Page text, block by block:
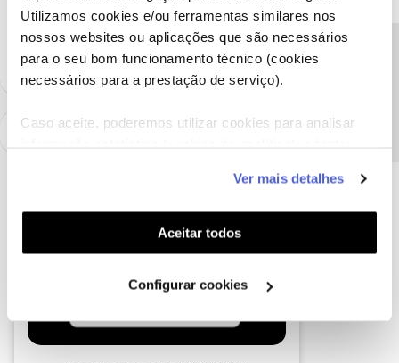
Utilizamos cookies e/ou ferramentas similares nos
nossos websites ou aplicações que são necessários
para o seu bom funcionamento técnico (cookies
necessários para a prestação de serviço).
Caso aceite, poderemos utilizar cookies para analisar
funcionalidades (cookies de personalização e
funcionalidade) e adaptar anúncios aos seus interesses
(cookies de publicidade personalizada). Pode gerir a
utilização dos cookies clicando em "Configurar
Ver mais detalhes
Aceitar todos
Configurar cookies
Ajude a comunidade a encontrar informação relevante. Marque
como "Melhor Resposta" e faça "Like" nos melhores comentários.